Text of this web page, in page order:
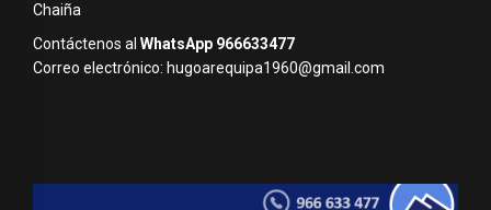
Chaiña
Contáctenos al WhatsApp 966633477
Correo electrónico: hugoarequipa1960@gmail.com